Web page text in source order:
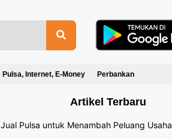
Pulsa, Internet, E-Money Perbankan
Artikel Terbaru
Jual Pulsa untuk Menambah Peluang Usaha